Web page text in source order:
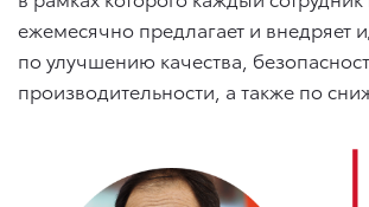
ежемесячно предлагает и внедряет
по улучшению качества,
производительности, а также по